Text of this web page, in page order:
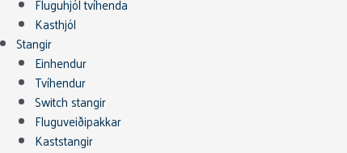
Kasthjól
Stangir
Einhendur
Tvíhendur
Switch stangir
Fluguveiðipakkar
Kaststangir